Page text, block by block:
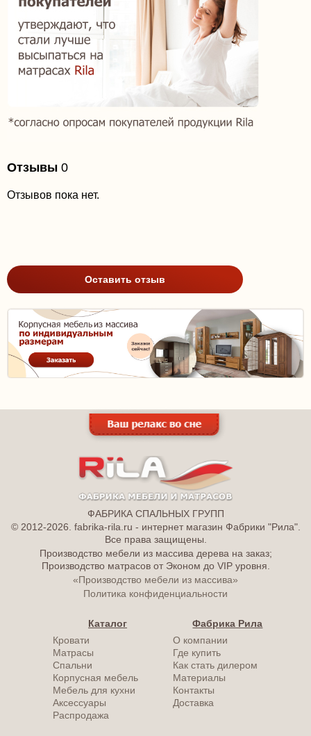
Отзывы 0
Отзывов пока нет.
Оставить отзыв
ФАБРИКА СПАЛЬНЫХ ГРУПП
© 2012-2026. fabrika-rila.ru - интернет магазин Фабрики "Рила".
Все права защищены.
Производство мебели из массива дерева на заказ;
Производство матрасов от Эконом до VIP уровня.
«Производство мебели из массива»
Политика конфиденциальности
Каталог
Кровати
Матрасы
Спальни
Корпусная мебель
Мебель для кухни
Аксессуары
Распродажа
Фабрика Рила
О компании
Где купить
Как стать дилером
Материалы
Контакты
Доставка